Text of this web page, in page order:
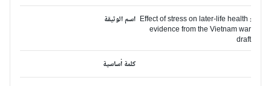
اسم الوثيقة Effect of stress on later-life health :
evidence from the Vietnam war
draft
كلمة أساسية